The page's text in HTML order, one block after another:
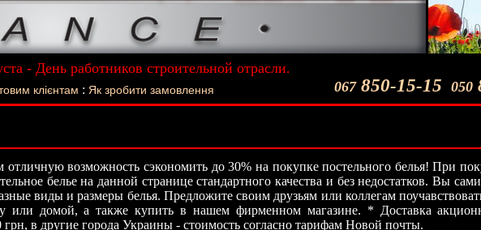
- День работников строительной отрасли.
подарок - Постельное белье La Scala!
067850-15-15 050
клієнтам : Як зробити замовлення
возможность сэкономить до 30% на покупке постельного белья! При
белье на данной странице стандартного качества и без недостатков. Вы
виды и размеры белья. Предложите своим друзьям или коллегам
или домой, а также купить в нашем фирменном магазине. * Доставка
грн, в другие города Украины - стоимость согласно тарифам Новой почты.